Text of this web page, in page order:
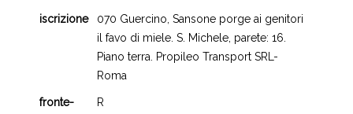
iscrizione
070 Guercino, Sansone porge ai genitori
il favo di miele. S. Michele, parete: 16.
Piano terra. Propileo Transport SRL-
Roma
fronte-
R